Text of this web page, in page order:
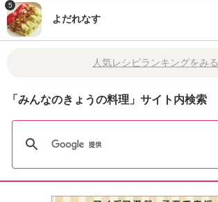
5
よだれなす
人気レシピランキングをみる
「みんなのきょうの料理」サイト内検索